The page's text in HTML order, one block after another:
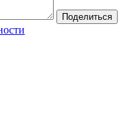
Поделиться